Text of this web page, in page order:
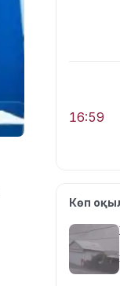
16:59
15:55
Көп